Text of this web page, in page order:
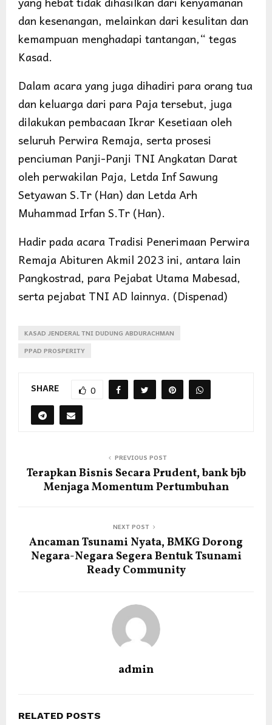
dan kesenangan, melainkan dari kesulitan dan
kemampuan menghadapi tantangan,“ tegas
Kasad.
Dalam acara yang juga dihadiri para orang tua
dan keluarga dari para Paja tersebut, juga
dilakukan pembacaan Ikrar Kesetiaan oleh
seluruh Perwira Remaja, serta prosesi
penciuman Panji-Panji TNI Angkatan Darat
oleh perwakilan Paja, Letda Inf Sawung
Setyawan S.Tr (Han) dan Letda Arh
Muhammad Irfan S.Tr (Han).
Hadir pada acara Tradisi Penerimaan Perwira
Remaja Abituren Akmil 2023 ini, antara lain
Pangkostrad, para Pejabat Utama Mabesad,
serta pejabat TNI AD lainnya. (Dispenad)
KASAD JENDERAL TNI DUDUNG ABDURACHMAN
PPAD PROSPERITY
SHARE 0
PREVIOUS POST
Terapkan Bisnis Secara Prudent, bank bjb
Menjaga Momentum Pertumbuhan
NEXT POST
Ancaman Tsunami Nyata, BMKG Dorong
Negara-Negara Segera Bentuk Tsunami
Ready Community
admin
RELATED POSTS